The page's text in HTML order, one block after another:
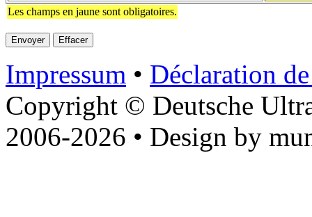
Les champs en jaune sont obligatoires.
Impressum • Déclaration
Copyright © Deutsche
2006-2026 • Design by